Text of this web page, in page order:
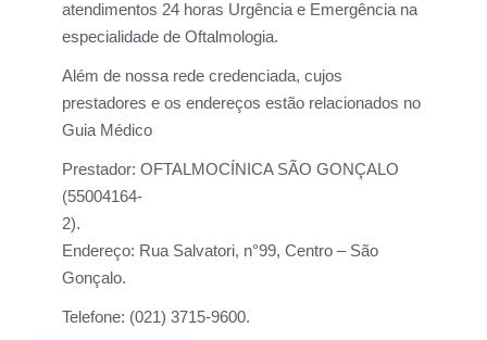
atendimentos 24 horas Urgência e Emergência na
especialidade de Oftalmologia.
Além de nossa rede credenciada, cujos
prestadores e os endereços estão relacionados no
Guia Médico
Prestador: OFTALMOCÍNICA SÃO GONÇALO
(55004164-
2).
Endereço: Rua Salvatori, n°99, Centro – São
Gonçalo.
Telefone: (021) 3715-9600.